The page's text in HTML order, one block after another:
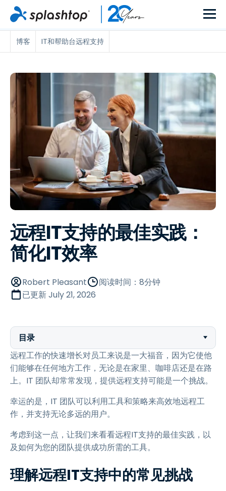
博客 IT和帮助台远程支持
远程IT支持的最佳实践：
简化IT效率
Robert Pleasant
阅读时间：8分钟
已更新July 21, 2026
目录
远程工作的快速增长对员工来说是一大福音，因为它使他
们能够在任何地方工作，无论是在家里、咖啡店还是在路
上。IT 团队却常常发现，提供远程支持可能是一个挑战。
幸运的是，IT 团队可以利用工具和策略来高效地远程工
作，并支持无论多远的用户。
考虑到这一点，让我们来看看远程IT支持的最佳实践，以
及如何为您的团队提供成功所需的工具。
理解远程IT支持中的常见挑战